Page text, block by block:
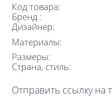
Код товара:
Бренд :
Дизайнер:
Материалы:
Размеры:
Страна, стиль:
Отправить ссылку на